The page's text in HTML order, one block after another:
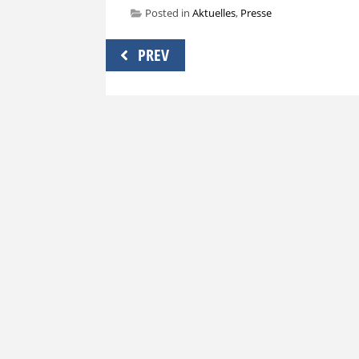
Posted in Aktuelles, Presse
Beitragsnavigation
PREV